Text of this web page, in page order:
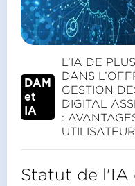
DAM
et
IA
L’IA DE
DANS
GESTION
DIGITAL
:
Statut de l'IA